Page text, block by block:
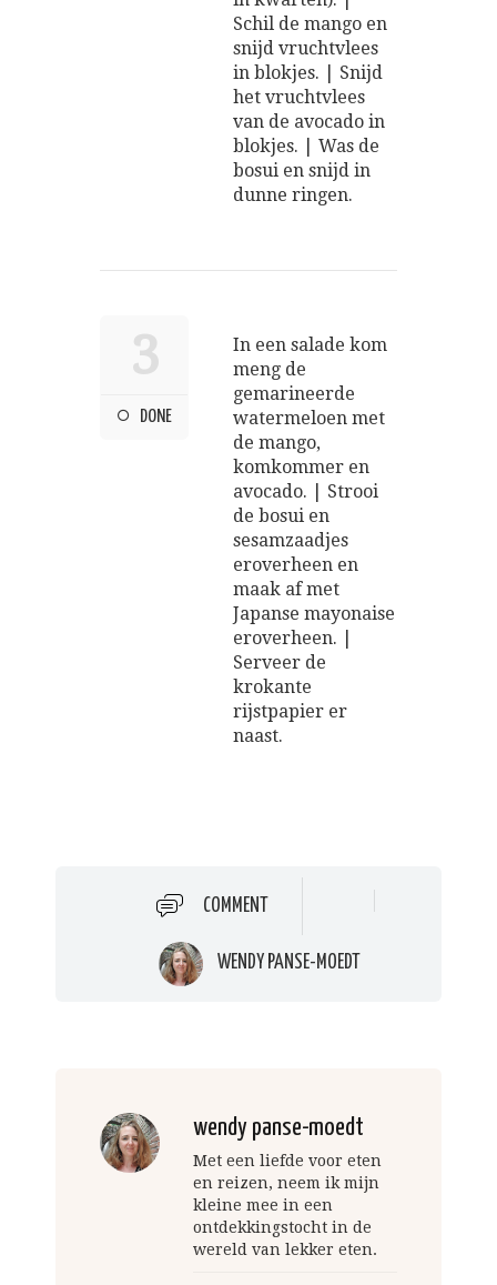
Schil de mango en
snijd vruchtvlees
in blokjes. | Snijd
het vruchtvlees
van de avocado in
blokjes. | Was de
bosui en snijd in
dunne ringen.
3
DONE
In een salade kom
meng de
gemarineerde
watermeloen met
de mango,
komkommer en
avocado. | Strooi
de bosui en
sesamzaadjes
eroverheen en
maak af met
Japanse mayonaise
eroverheen. |
Serveer de
krokante
rijstpapier er
naast.
COMMENT
WENDY PANSE-MOEDT
wendy panse-moedt
Met een liefde voor eten
en reizen, neem ik mijn
kleine mee in een
ontdekkingstocht in de
wereld van lekker eten.